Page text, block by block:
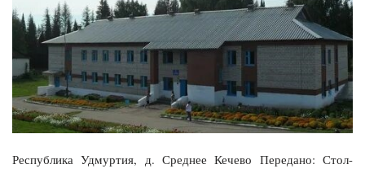
Республика Удмуртия, д. Среднее Кечево Передано: Стол-